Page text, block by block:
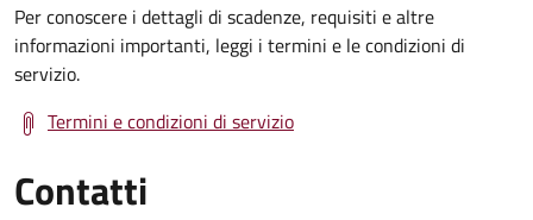
Per conoscere i dettagli di scadenze, requisiti e altre
informazioni importanti, leggi i termini e le condizioni di
servizio.
Termini e condizioni di servizio
Contatti